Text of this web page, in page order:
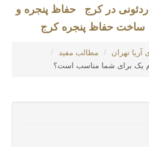
در کرج
حفاظ پنجره و
ساخت حفاظ پنجره کرج
آریا تهران / مطالب مفید
/